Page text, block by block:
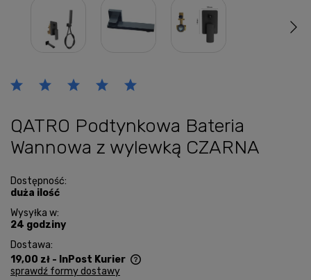
QATRO Podtynkowa Bateria
Wannowa z wylewką CZARNA
Dostępność:
duża ilość
Wysyłka w:
24 godziny
Dostawa:
19,00 zł - InPost Kurier
Cena nie zawiera ewentualnych kosztów płatności
sprawdź formy dostawy